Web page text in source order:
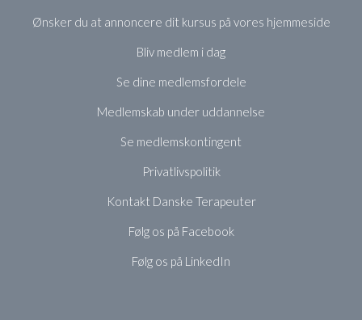
Ønsker du at annoncere dit kursus på vores hjemmeside
Bliv medlem i dag
Se dine medlemsfordele
Medlemskab under uddannelse
Se medlemskontingent
Privatlivspolitik
Kontakt Danske Terapeuter
Følg os på Facebook
Følg os på LinkedIn